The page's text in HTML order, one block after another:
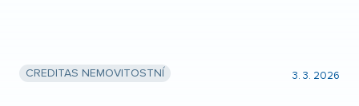
CREDITAS NEMOVITOSTNÍ 3. 3. 2026